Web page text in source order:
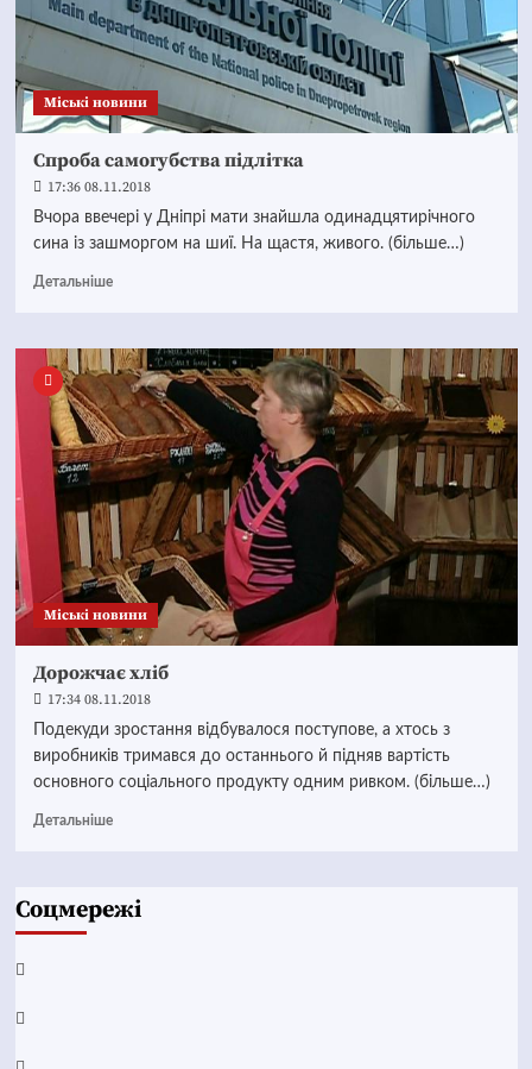
Mіські новини
Спроба самогубства підлітка
17:36 08.11.2018
Вчора ввечері у Дніпрі мати знайшла одинадцятирічного
сина із зашморгом на шиї. На щастя, живого. (більше…)
Детальніше
Mіські новини
Дорожчає хліб
17:34 08.11.2018
Подекуди зростання відбувалося поступове, а хтось з
виробників тримався до останнього й підняв вартість
основного соціального продукту одним ривком. (більше…)
Детальніше
Соцмережі
Facebook
YouTube